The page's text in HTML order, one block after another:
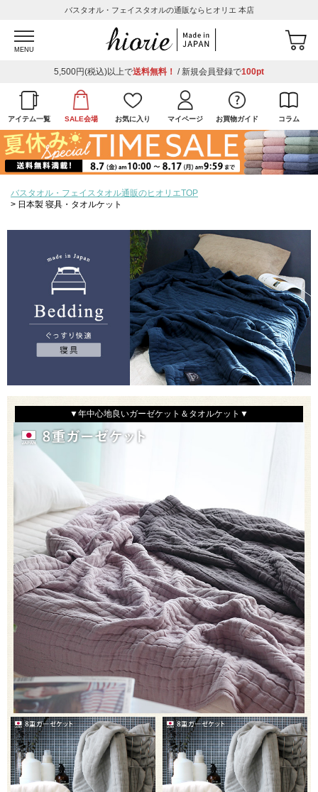
バスタオル・フェイスタオルの通販ならヒオリエ 本店
MENU
5,500円(税込)以上で送料無料！ / 新規会員登録で100pt
アイテム一覧 SALE会場 お気に入り マイページ お買物ガイド コラム
バスタオル・フェイスタオル通販のヒオリエTOP
日本製 寝具・タオルケット
▼年中心地良いガーゼケット＆タオルケット▼